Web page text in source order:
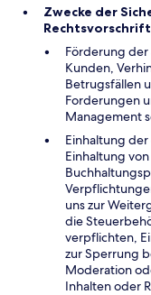
Zwecke der
Förderung
Kunden,
Betrugsfällen
Forderungen
Management
Einhaltung
Einhaltung
uns zur
die
verpflichten,
zur Sperrung
Moderation
Inhalten oder